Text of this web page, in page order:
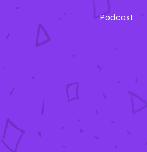
Podcast